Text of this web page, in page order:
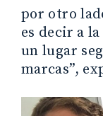
por otro
es decir a
un lugar
marcas”,